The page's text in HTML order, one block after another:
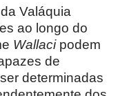
Valáquia
ao longo do
Wallacipodem
de
determinadas